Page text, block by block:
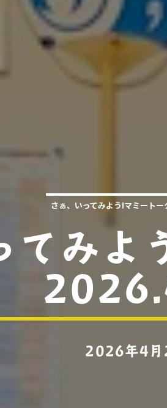
さぁ、いってみよう!マミートー
てみよ
2026年4月